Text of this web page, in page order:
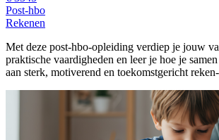
Post-hbo
Rekenen
Met deze post-hbo-opleiding verdiep je jouw
praktische vaardigheden en leer je hoe je
aan sterk, motiverend en toekomstgericht